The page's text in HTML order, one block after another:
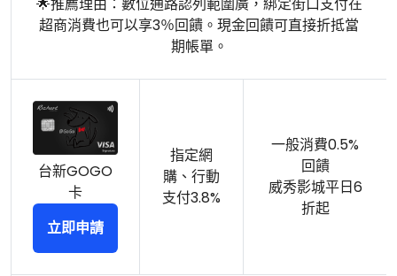
超商消費也可以享3％回饋。現金回饋可直接折抵當
期帳單。
台新GOGO
卡
立即申請
指定網
購、行動
支付3.8%
一般消費0.5%
回饋
威秀影城平日6
折起